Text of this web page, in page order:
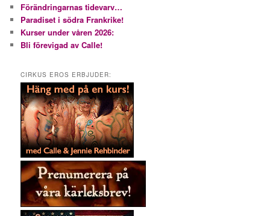
Förändringarnas tidevarv…
Paradiset i södra Frankrike!
Kurser under våren 2026:
Bli förevigad av Calle!
CIRKUS EROS ERBJUDER: